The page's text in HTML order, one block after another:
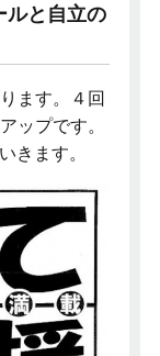
ルと自立の
ます。４回
ップです。
きます。